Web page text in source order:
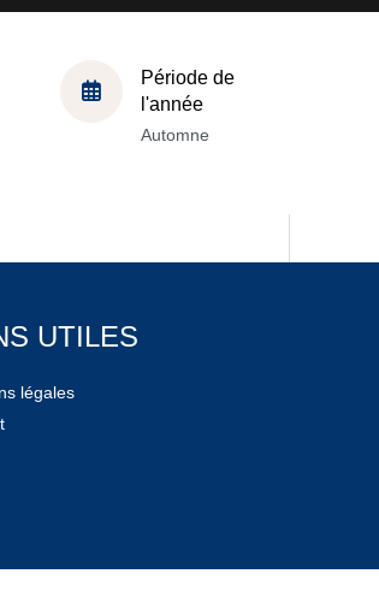
Période de
l'année
Automne
UTILES
légales